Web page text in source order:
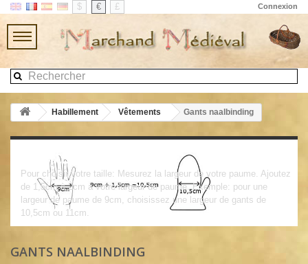
Connexion
$ € £
Habillement Vêtements Gants naalbinding
Gants naalbinding
Pour choisir votre taille: Mesurez la largeur de votre paume. Ajoutez
de 1,5cm à 2cm à votre largeur de paume. Exemple: pour une
largeur de paume de 9cm, choisissez une largeur de gants de
10,5cm ou 11cm.
GANTS NAALBINDING